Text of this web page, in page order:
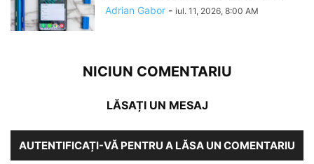
Adrian Gabor - iul. 11, 2026, 8:00 AM
NICIUN COMENTARIU
LĂSAȚI UN MESAJ
AUTENTIFICAȚI-VĂ PENTRU A LĂSA UN COMENTARIU